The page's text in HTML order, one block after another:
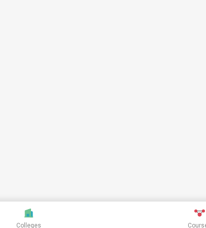
Colleges